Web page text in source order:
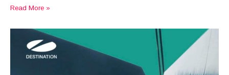
Read More »